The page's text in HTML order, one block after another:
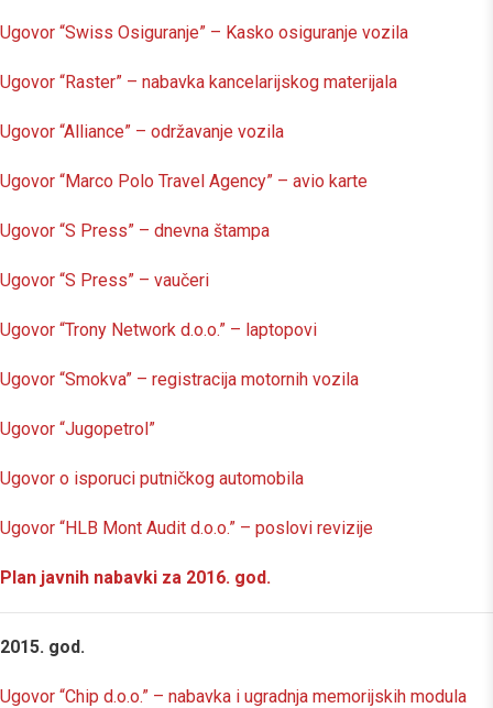
Ugovor “Swiss Osiguranje” – Kasko osiguranje vozila
Ugovor “Raster” – nabavka kancelarijskog materijala
Ugovor “Alliance” – održavanje vozila
Ugovor “Marco Polo Travel Agency” – avio karte
Ugovor “S Press” – dnevna štampa
Ugovor “S Press” – vaučeri
Ugovor “Trony Network d.o.o.” – laptopovi
Ugovor “Smokva” – registracija motornih vozila
Ugovor “Jugopetrol”
Ugovor o isporuci putničkog automobila
Ugovor “HLB Mont Audit d.o.o.” – poslovi revizije
Plan javnih nabavki za 2016. god.
2015. god.
Ugovor “Chip d.o.o.” – nabavka i ugradnja memorijskih modula